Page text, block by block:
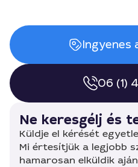
Ingyenes
06 (1)
Ne keresgélj és
Küldje el kérését
Mi értesítjük a legjobb
hamarosan elküldik